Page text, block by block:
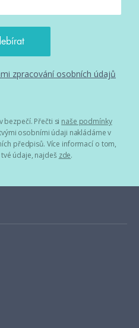
zpracování osobních údajů
bezpečí. Přečti si naše podmínky
osobními údaji nakládáme v
předpisů. Více informací o tom,
údaje, najdeš zde.